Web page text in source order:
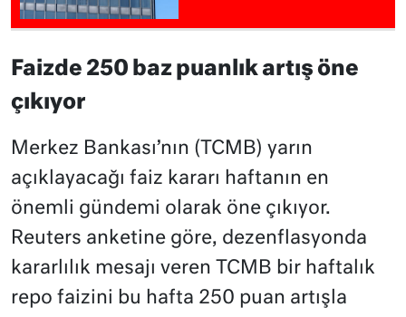
Faizde 250 baz puanlık artış öne
çıkıyor
Merkez Bankası’nın (TCMB) yarın
açıklayacağı faiz kararı haftanın en
önemli gündemi olarak öne çıkıyor.
Reuters anketine göre, dezenflasyonda
kararlılık mesajı veren TCMB bir haftalık
repo faizini bu hafta 250 puan artışla